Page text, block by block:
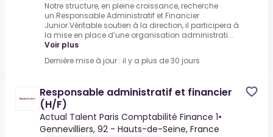
Notre structure, en pleine croissance, recherche
un.Responsable Administratif et Financier
Junior.Véritable soutien à la direction, il participera à
la mise en place d’une organisation administrati...
Voir plus
Dernière mise à jour : il y a plus de 30 jours
Responsable administratif et financier
(H/F)
Actual Talent Paris Comptabilité Finance 1•
Gennevilliers, 92 - Hauts-de-Seine, France